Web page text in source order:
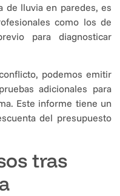
de lluvia en paredes, es
como los de
para diagnosticar
podemos emitir
adicionales para
Este informe tiene un
del presupuesto
tras